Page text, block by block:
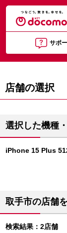
サポ
店舗の選択
選択した機種
iPhone 15 Plus
取手市の店舗
検索結果：2店舗